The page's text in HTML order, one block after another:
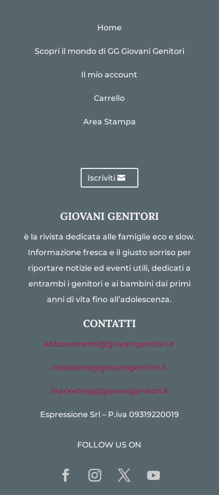
Home
Scopri il mondo di GG Giovani Genitori
Il mio account
Carrello
Area Stampa
Iscriviti
GIOVANI GENITORI
è la rivista dedicata alle famiglie eco e slow.
Informazione fresca e il giusto sorriso per
riportare notizie ed eventi utili, dedicati a
entrambi i genitori e ai bambini dai primi
anni di vita fino all’adolescenza.
CONTATTI
abbonamenti@giovanigenitori.it
redazione@giovanigenitori.it
marketing@giovanigenitori.it
Espressione Srl – P.iva 09319220019
FOLLOW US ON